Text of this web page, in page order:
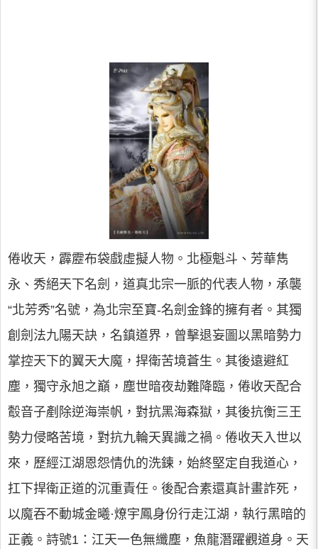
倦收天，霹靂布袋戲虛擬人物。北極魁斗、芳華雋
永、秀絕天下名劍，道真北宗一脈的代表人物，承襲
“北芳秀”名號，為北宗至寶-名劍金鋒的擁有者。其獨
創劍法九陽天訣，名鎮道界，曾擊退妄圖以黑暗勢力
掌控天下的翼天大魔，捍衛苦境蒼生。其後遠避紅
塵，獨守永旭之巔，塵世暗夜劫難降臨，倦收天配合
鷇音子剷除逆海崇帆，對抗黑海森獄，其後抗衡三王
勢力侵略苦境，對抗九輪天異識之禍。倦收天入世以
來，歷經江湖恩怨情仇的洗鍊，始終堅定自我道心，
扛下捍衛正道的沉重責任。後配合素還真計畫詐死，
以魔吞不動城金曦·燎宇鳳身份行走江湖，執行黑暗的
正義。詩號1：江天一色無纖塵，魚龍潛躍觀道身。天